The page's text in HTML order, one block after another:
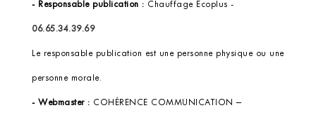
- Responsable publication : Chauffage Ecoplus -
06.65.34.39.69
Le responsable publication est une personne physique ou une
personne morale.
- Webmaster : COHÉRENCE COMMUNICATION –